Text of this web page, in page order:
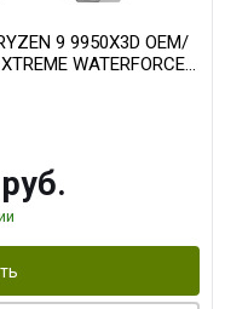
9 9950X3D OEM/
WATERFORCE